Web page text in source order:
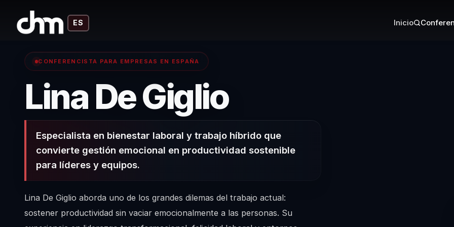
ES Inicio
CONFERENCISTA PARA EMPRESAS EN ESPAÑA
Lina De Giglio–
Especialista en bienestar laboral y trabajo híbrido que
convierte gestión emocional en productividad sostenible
para líderes y equipos.
Lina De Giglio aborda uno de los grandes dilemas del trabajo actual:
sostener productividad sin vaciar emocionalmente a las personas. Su